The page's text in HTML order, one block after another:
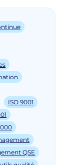
ISO 9001
QSE